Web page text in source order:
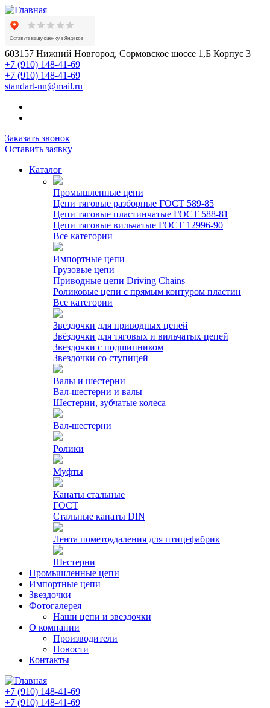
603157 Нижний Новгород, Сормовское шоссе 1,Б Корпус 3
+7 (910) 148-41-69
+7 (910) 148-41-69
standart-nn@mail.ru
Заказать звонок
Оставить заявку
Каталог
Промышленные цепи
Цепи тяговые разборные ГОСТ 589-85
Цепи тяговые пластинчатые ГОСТ 588-81
Цепи тяговые вильчатые ГОСТ 12996-90
Все категории
Импортные цепи
Грузовые цепи
Приводные цепи Driving Chains
Роликовые цепи с прямым контуром пластин
Все категории
Звездочки для приводных цепей
Звёздочки для тяговых и вильчатых цепей
Звездочки с подшипником
Звездочки со ступицей
Валы и шестерни
Вал-шестерни и валы
Шестерни, зубчатые колеса
Вал-шестерни
Ролики
Муфты
Канаты стальные
ГОСТ
Стальные канаты DIN
Лента пометоудаления для птицефабрик
Шестерни
Промышленные цепи
Импортные цепи
Звездочки
Фотогалерея
Наши цепи и звездочки
О компании
Производители
Новости
Контакты
+7 (910) 148-41-69
+7 (910) 148-41-69